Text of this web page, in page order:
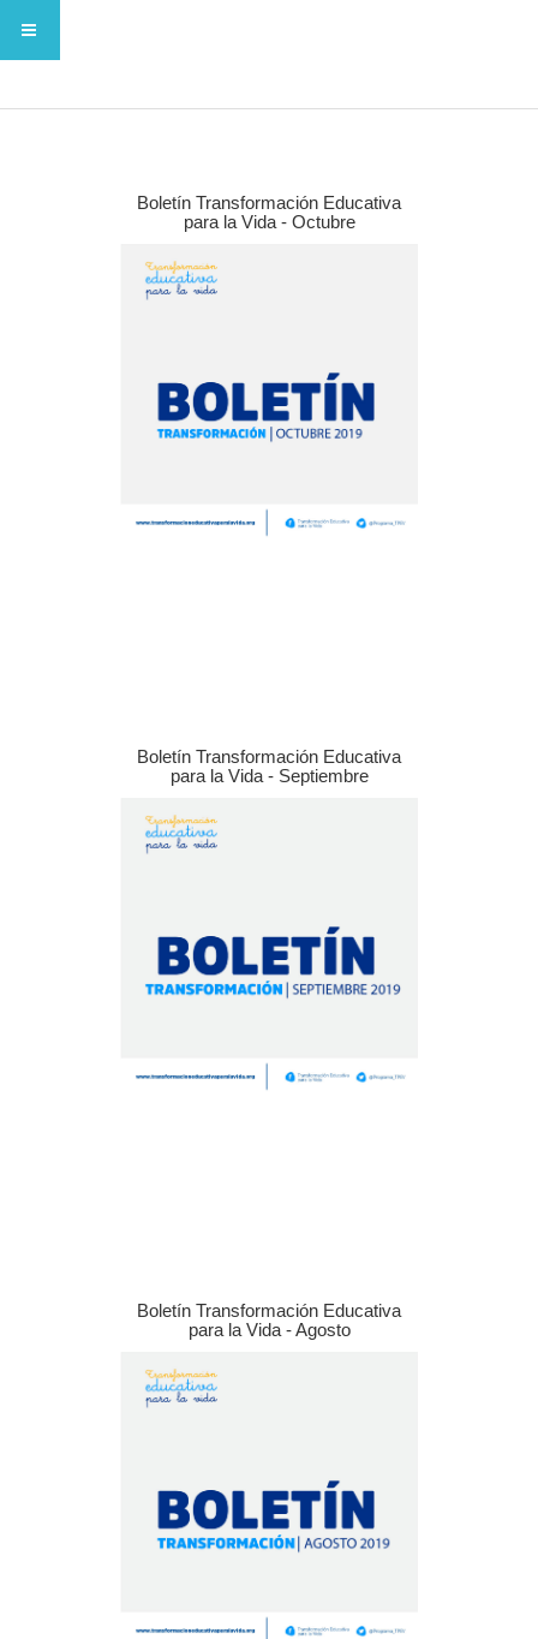
Boletín Transformación Educativa
para la Vida - Octubre
Boletín Transformación Educativa
para la Vida - Septiembre
Boletín Transformación Educativa
para la Vida - Agosto